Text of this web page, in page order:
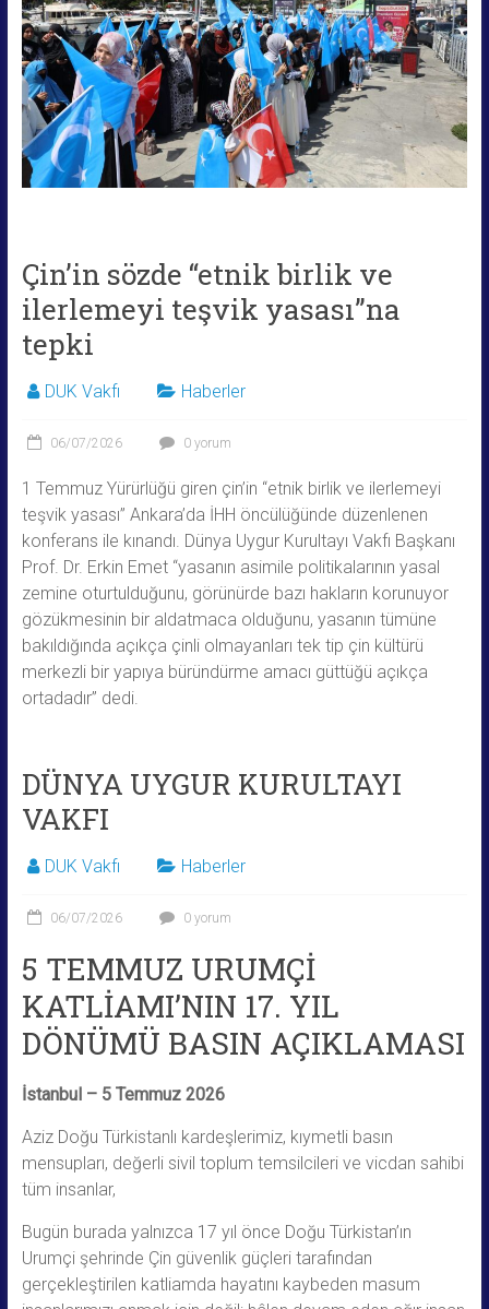
Çin’in sözde “etnik birlik ve
ilerlemeyi teşvik yasası”na
tepki
DUK Vakfı Haberler
06/07/2026 0 yorum
1 Temmuz Yürürlüğü giren çin’in “etnik birlik ve ilerlemeyi
teşvik yasası” Ankara’da İHH öncülüğünde düzenlenen
konferans ile kınandı. Dünya Uygur Kurultayı Vakfı Başkanı
Prof. Dr. Erkin Emet “yasanın asimile politikalarının yasal
zemine oturtulduğunu, görünürde bazı hakların korunuyor
gözükmesinin bir aldatmaca olduğunu, yasanın tümüne
bakıldığında açıkça çinli olmayanları tek tip çin kültürü
merkezli bir yapıya büründürme amacı güttüğü açıkça
ortadadır” dedi.
DÜNYA UYGUR KURULTAYI
VAKFI
DUK Vakfı Haberler
06/07/2026 0 yorum
5 TEMMUZ URUMÇİ
KATLİAMI’NIN 17. YIL
DÖNÜMÜ BASIN AÇIKLAMASI
İstanbul – 5 Temmuz 2026
Aziz Doğu Türkistanlı kardeşlerimiz, kıymetli basın
mensupları, değerli sivil toplum temsilcileri ve vicdan sahibi
tüm insanlar,
Bugün burada yalnızca 17 yıl önce Doğu Türkistan’ın
Urumçi şehrinde Çin güvenlik güçleri tarafından
gerçekleştirilen katliamda hayatını kaybeden masum